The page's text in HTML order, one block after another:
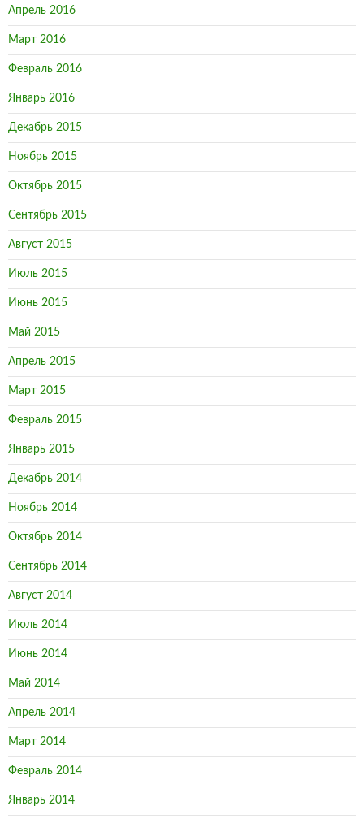
Апрель 2016
Март 2016
Февраль 2016
Январь 2016
Декабрь 2015
Ноябрь 2015
Октябрь 2015
Сентябрь 2015
Август 2015
Июль 2015
Июнь 2015
Май 2015
Апрель 2015
Март 2015
Февраль 2015
Январь 2015
Декабрь 2014
Ноябрь 2014
Октябрь 2014
Сентябрь 2014
Август 2014
Июль 2014
Июнь 2014
Май 2014
Апрель 2014
Март 2014
Февраль 2014
Январь 2014